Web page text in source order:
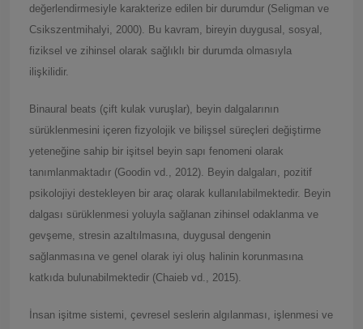
değerlendirmesiyle karakterize edilen bir durumdur (Seligman ve
Csikszentmihalyi, 2000). Bu kavram, bireyin duygusal, sosyal,
fiziksel ve zihinsel olarak sağlıklı bir durumda olmasıyla
ilişkilidir.
Binaural beats (çift kulak vuruşlar), beyin dalgalarının
sürüklenmesini içeren fizyolojik ve bilişsel süreçleri değiştirme
yeteneğine sahip bir işitsel beyin sapı fenomeni olarak
tanımlanmaktadır (Goodin vd., 2012). Beyin dalgaları, pozitif
psikolojiyi destekleyen bir araç olarak kullanılabilmektedir. Beyin
dalgası sürüklenmesi yoluyla sağlanan zihinsel odaklanma ve
gevşeme, stresin azaltılmasına, duygusal dengenin
sağlanmasına ve genel olarak iyi oluş halinin korunmasına
katkıda bulunabilmektedir (Chaieb vd., 2015).
İnsan işitme sistemi, çevresel seslerin algılanması, işlenmesi ve